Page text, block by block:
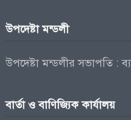
উপদেষ্টা মন্ডলী
উপদেষ্টা মন্ডলীর সভাপতি :
বার্তা ও বাণিজ্যিক কার্যালয়